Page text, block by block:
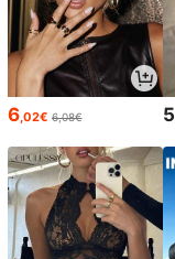
6,02€ 6,08€ 5